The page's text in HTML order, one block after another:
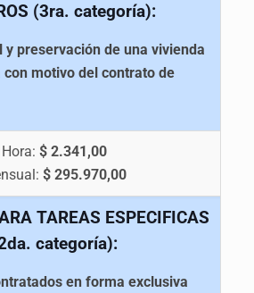
(3ra. categoría):
y preservación de una vivienda
motivo del contrato de
Hora: $ 2.341,00
$ 295.970,00
TAREAS ESPECIFICAS
categoría):
en forma exclusiva